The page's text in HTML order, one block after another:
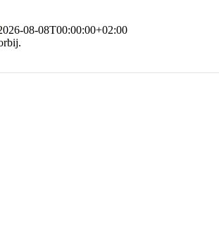
08-08T00:00:00+02:00